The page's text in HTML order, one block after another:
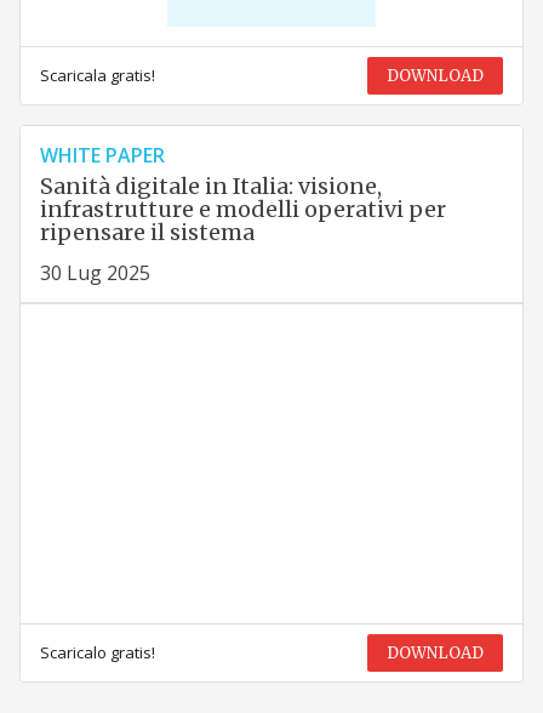
Scaricala gratis! DOWNLOAD
WHITE PAPER
Sanità digitale in Italia: visione,
infrastrutture e modelli operativi per
ripensare il sistema
30 Lug 2025
Scaricalo gratis! DOWNLOAD